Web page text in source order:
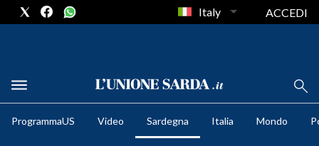
METEO
Italy ACCEDI
ProgrammaUS Video Sardegna Italia Mondo